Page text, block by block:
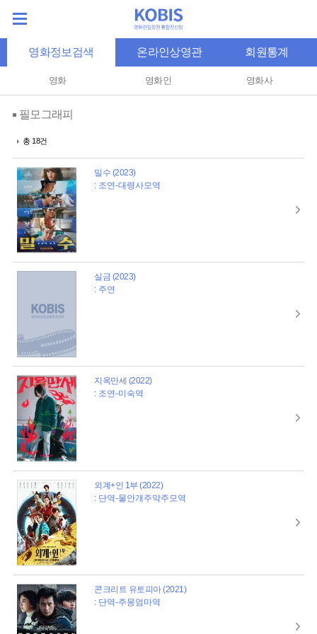
영화정보검색 온라인상영관 회원통계
영화 영화인 영화사
필모그래피
총 18건
밀수 (2023)
: 조연-대령사모역
실금 (2023)
: 주연
지옥만세 (2022)
: 조연-미숙역
외계+인 1부 (2022)
: 단역-물안개주막주모역
콘크리트 유토피아 (2021)
: 단역-주몽엄마역